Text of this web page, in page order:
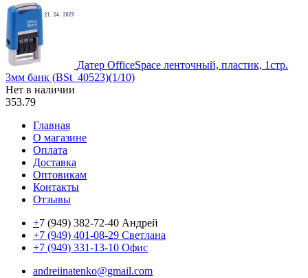
Датер OfficeSpace ленточный, пластик, 1стр.
3мм банк (BSt_40523)(1/10)
Нет в наличии
353.79
Главная
О магазине
Оплата
Доставка
Оптовикам
Контакты
Отзывы
+7 (949) 382-72-40 Андрей
+7 (949) 401-08-29 Светлана
+7 (949) 331-13-10 Офис
andreiinatenko@gmail.com